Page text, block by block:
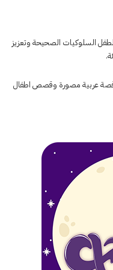
السلوكيات الصحيحة وتعزيز
لطفلك وعلمه حب القراءة مع أكثر من 300 قصة عربية مصورة وقصص اطفال